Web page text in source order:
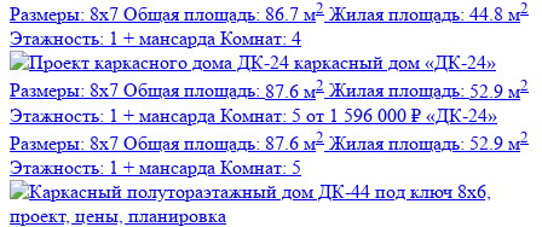
Размеры: 8х7 Общая площадь: 86.7 м2 Жилая площадь: 44.8 м2
Этажность: 1 + мансарда Комнат: 4
каркасный дом «ДК-24»
Размеры: 8х7 Общая площадь: 87.6 м2 Жилая площадь: 52.9 м2
Этажность: 1 + мансарда Комнат: 5 от 1 596 000 ₽ «ДК-24»
Размеры: 8х7 Общая площадь: 87.6 м2 Жилая площадь: 52.9 м2
Этажность: 1 + мансарда Комнат: 5